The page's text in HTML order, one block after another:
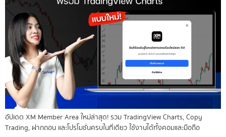
อัปเดต XM Member Area ใหม่ล่าสุด! รวม TradingView Charts, Copy
Trading, ฝากถอน และโปรโมชั่นครบในที่เดียว ใช้งานได้ทั้งคอมและมือถือ